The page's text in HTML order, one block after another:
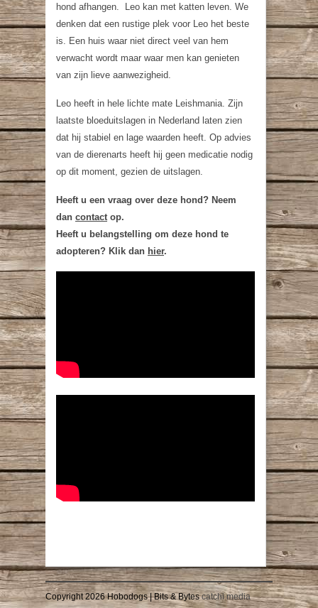
hond afhangen. Leo kan met katten leven. We
denken dat een rustige plek voor Leo het beste
is. Een huis waar niet direct veel van hem
verwacht wordt maar waar men kan genieten
van zijn lieve aanwezigheid.
Leo heeft in hele lichte mate Leishmania. Zijn
laatste bloeduitslagen in Nederland laten zien
dat hij stabiel en lage waarden heeft. Op advies
van de dierenarts heeft hij geen medicatie nodig
op dit moment, gezien de uitslagen.
Heeft u een vraag over deze hond? Neem
dan contact op.
Heeft u belangstelling om deze hond te
adopteren? Klik dan hier.
Copyright 2026 Hobodogs | Bits & Bytescatchi media